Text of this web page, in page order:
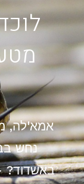
אמא'לה,
נחש
באשדוד?